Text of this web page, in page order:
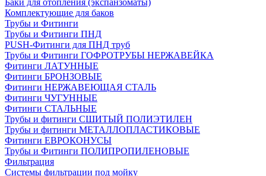
Баки для отопления (экспанзоматы)
Комплектующие для баков
Трубы и Фитинги
Трубы и Фитинги ПНД
PUSH-Фитинги для ПНД труб
Трубы и Фитинги ГОФРОТРУБЫ НЕРЖАВЕЙКА
Фитинги ЛАТУННЫЕ
Фитинги БРОНЗОВЫЕ
Фитинги НЕРЖАВЕЮЩАЯ СТАЛЬ
Фитинги ЧУГУННЫЕ
Фитинги СТАЛЬНЫЕ
Трубы и фитинги СШИТЫЙ ПОЛИЭТИЛЕН
Трубы и фитинги МЕТАЛЛОПЛАСТИКОВЫЕ
Фитинги ЕВРОКОНУСЫ
Трубы и Фитинги ПОЛИПРОПИЛЕНОВЫЕ
Фильтрация
Системы фильтрации под мойку